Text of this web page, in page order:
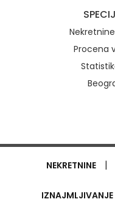
Procena
NEKRETNINE |
IZNAJMLJIVANJE